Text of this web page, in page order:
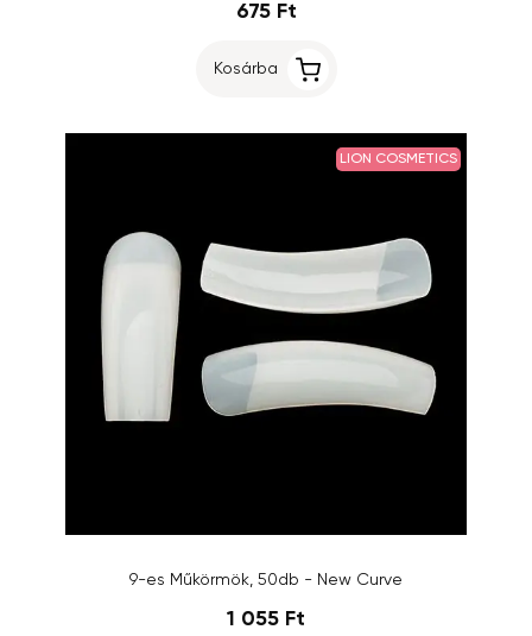
675 Ft
Kosárba
LION COSMETICS
9-es Műkörmök, 50db - New Curve
1 055 Ft